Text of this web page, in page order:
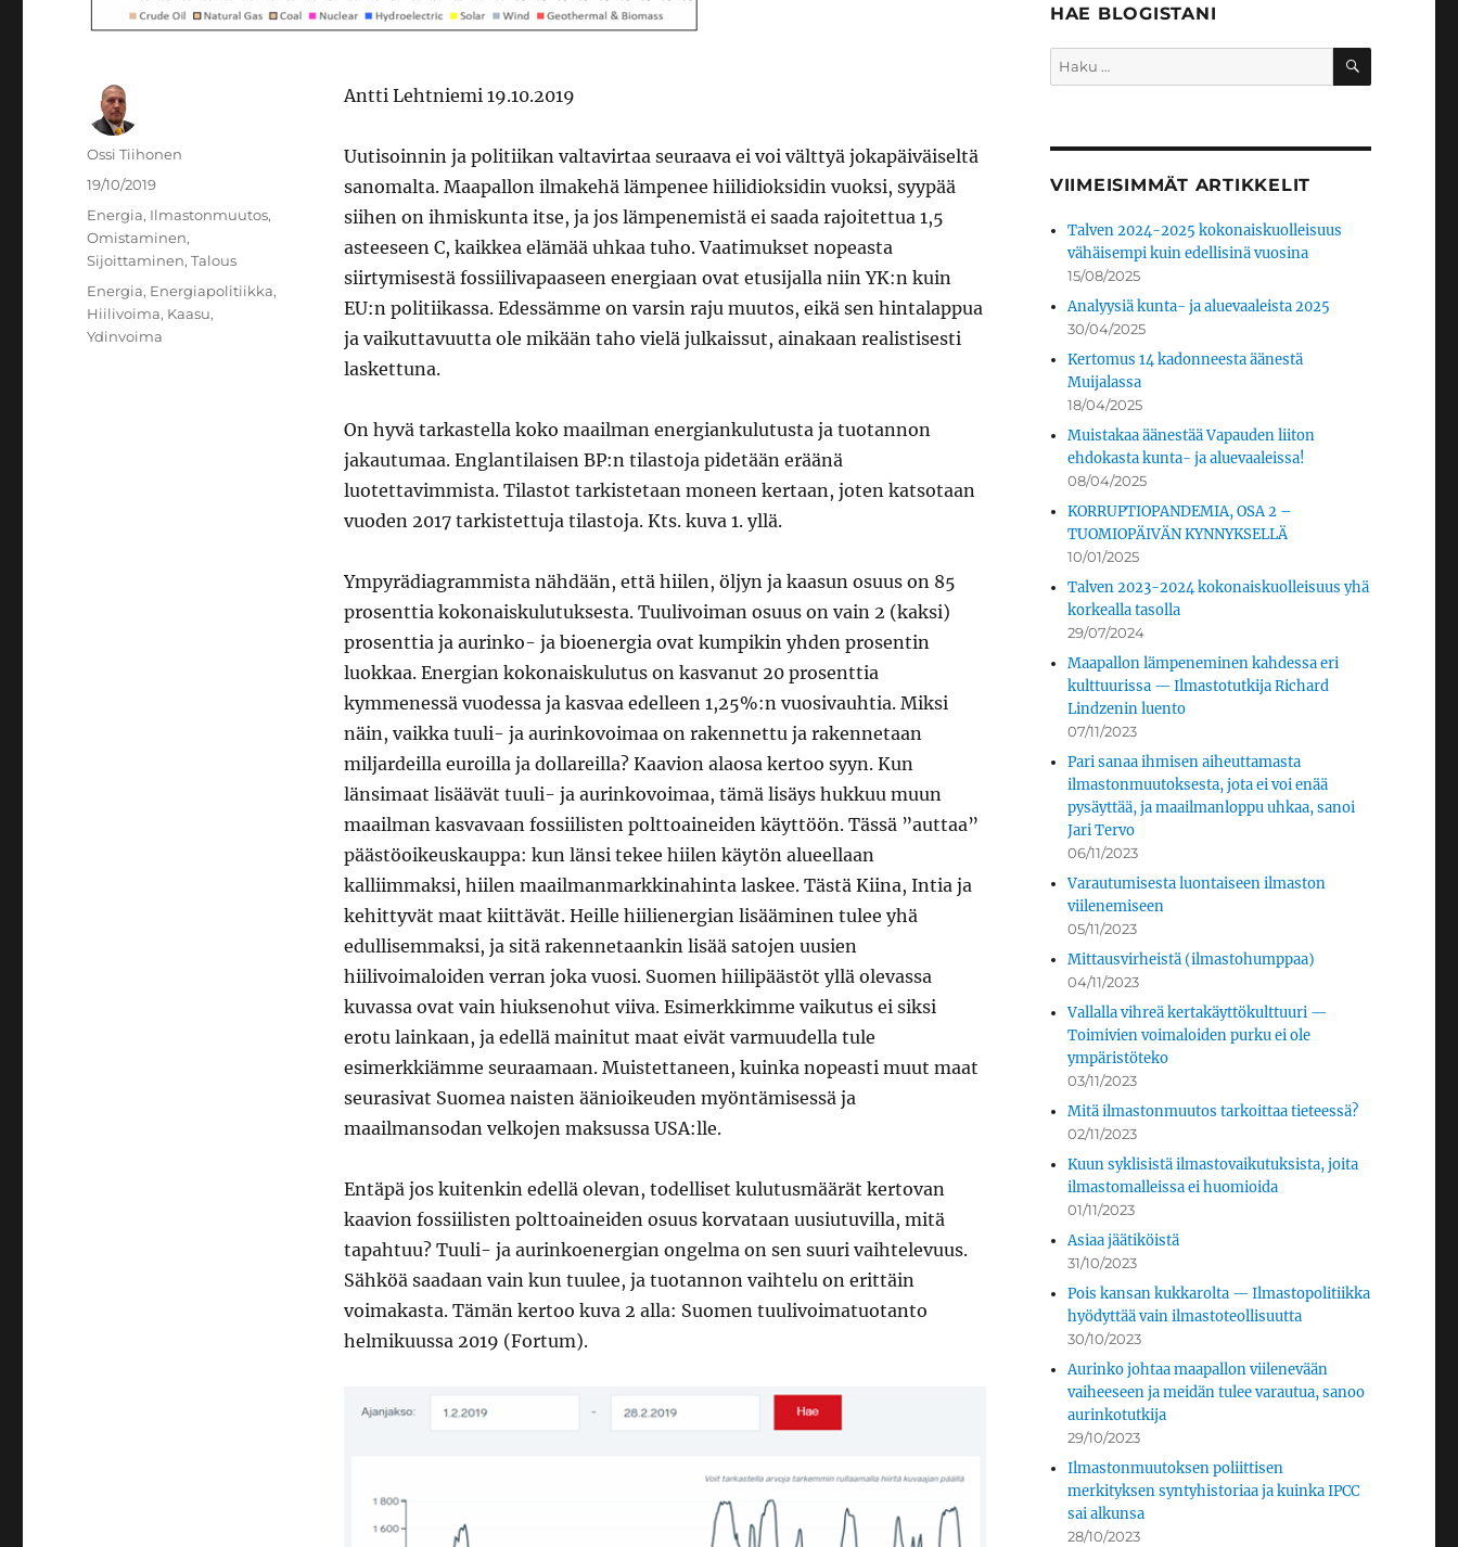
Antti Lehtniemi 19.10.2019
Uutisoinnin ja politiikan valtavirtaa seuraava ei voi välttyä jokapäiväiseltä
sanomalta. Maapallon ilmakehä lämpenee hiilidioksidin vuoksi, syypää
siihen on ihmiskunta itse, ja jos lämpenemistä ei saada rajoitettua 1,5
asteeseen C, kaikkea elämää uhkaa tuho. Vaatimukset nopeasta
siirtymisestä fossiilivapaaseen energiaan ovat etusijalla niin YK:n kuin
EU:n politiikassa. Edessämme on varsin raju muutos, eikä sen hintalappua
ja vaikuttavuutta ole mikään taho vielä julkaissut, ainakaan realistisesti
laskettuna.
On hyvä tarkastella koko maailman energiankulutusta ja tuotannon
jakautumaa. Englantilaisen BP:n tilastoja pidetään eräänä
luotettavimmista. Tilastot tarkistetaan moneen kertaan, joten katsotaan
vuoden 2017 tarkistettuja tilastoja. Kts. kuva 1. yllä.
Ympyrädiagrammista nähdään, että hiilen, öljyn ja kaasun osuus on 85
prosenttia kokonaiskulutuksesta. Tuulivoiman osuus on vain 2 (kaksi)
prosenttia ja aurinko- ja bioenergia ovat kumpikin yhden prosentin
luokkaa. Energian kokonaiskulutus on kasvanut 20 prosenttia
kymmenessä vuodessa ja kasvaa edelleen 1,25%:n vuosivauhtia. Miksi
näin, vaikka tuuli- ja aurinkovoimaa on rakennettu ja rakennetaan
miljardeilla euroilla ja dollareilla? Kaavion alaosa kertoo syyn. Kun
länsimaat lisäävät tuuli- ja aurinkovoimaa, tämä lisäys hukkuu muun
maailman kasvavaan fossiilisten polttoaineiden käyttöön. Tässä ”auttaa”
päästöoikeuskauppa: kun länsi tekee hiilen käytön alueellaan
kalliimmaksi, hiilen maailmanmarkkinahinta laskee. Tästä Kiina, Intia ja
kehittyvät maat kiittävät. Heille hiilienergian lisääminen tulee yhä
edullisemmaksi, ja sitä rakennetaankin lisää satojen uusien
hiilivoimaloiden verran joka vuosi. Suomen hiilipäästöt yllä olevassa
kuvassa ovat vain hiuksenohut viiva. Esimerkkimme vaikutus ei siksi
erotu lainkaan, ja edellä mainitut maat eivät varmuudella tule
esimerkkiämme seuraamaan. Muistettaneen, kuinka nopeasti muut maat
seurasivat Suomea naisten äänioikeuden myöntämisessä ja
maailmansodan velkojen maksussa USA:lle.
Entäpä jos kuitenkin edellä olevan, todelliset kulutusmäärät kertovan
kaavion fossiilisten polttoaineiden osuus korvataan uusiutuvilla, mitä
tapahtuu? Tuuli- ja aurinkoenergian ongelma on sen suuri vaihtelevuus.
Sähköä saadaan vain kun tuulee, ja tuotannon vaihtelu on erittäin
voimakasta. Tämän kertoo kuva 2 alla: Suomen tuulivoimatuotanto
helmikuussa 2019 (Fortum).
Kirjoittaja
Ossi Tiihonen
Julkaistu
19/10/2019
Kategoriat
Energia, Ilmastonmuutos,
Omistaminen,
Sijoittaminen,Talous
Avainsanat
Energia, Energiapolitiikka,
Hiilivoima, Kaasu,
Ydinvoima
HAE BLOGISTANI
Etsi: HAKU
VIIMEISIMMÄT ARTIKKELIT
Talven 2024-2025 kokonaiskuolleisuus
vähäisempi kuin edellisinä vuosina
15/08/2025
Analyysiä kunta- ja aluevaaleista 2025
30/04/2025
Kertomus 14 kadonneesta äänestä
Muijalassa
18/04/2025
Muistakaa äänestää Vapauden liiton
ehdokasta kunta- ja aluevaaleissa!
08/04/2025
KORRUPTIOPANDEMIA, OSA 2 –
TUOMIOPÄIVÄN KYNNYKSELLÄ
10/01/2025
Talven 2023-2024 kokonaiskuolleisuus yhä
korkealla tasolla
29/07/2024
Maapallon lämpeneminen kahdessa eri
kulttuurissa — Ilmastotutkija Richard
Lindzenin luento
07/11/2023
Pari sanaa ihmisen aiheuttamasta
ilmastonmuutoksesta, jota ei voi enää
pysäyttää, ja maailmanloppu uhkaa, sanoi
Jari Tervo
06/11/2023
Varautumisesta luontaiseen ilmaston
viilenemiseen
05/11/2023
Mittausvirheistä (ilmastohumppaa)
04/11/2023
Vallalla vihreä kertakäyttökulttuuri —
Toimivien voimaloiden purku ei ole
ympäristöteko
03/11/2023
Mitä ilmastonmuutos tarkoittaa tieteessä?
02/11/2023
Kuun syklisistä ilmastovaikutuksista, joita
ilmastomalleissa ei huomioida
01/11/2023
Asiaa jäätiköistä
31/10/2023
Pois kansan kukkarolta — Ilmastopolitiikka
hyödyttää vain ilmastoteollisuutta
30/10/2023
Aurinko johtaa maapallon viilenevään
vaiheeseen ja meidän tulee varautua, sanoo
aurinkotutkija
29/10/2023
Ilmastonmuutoksen poliittisen
merkityksen syntyhistoriaa ja kuinka IPCC
sai alkunsa
28/10/2023